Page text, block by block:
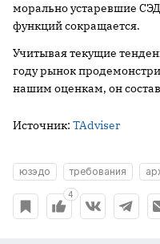
морально устаревшие
функций сокращается.
Учитывая текущие
году рынок
нашим оценкам, он
Источник: TAdviser
юзэдо требования
4